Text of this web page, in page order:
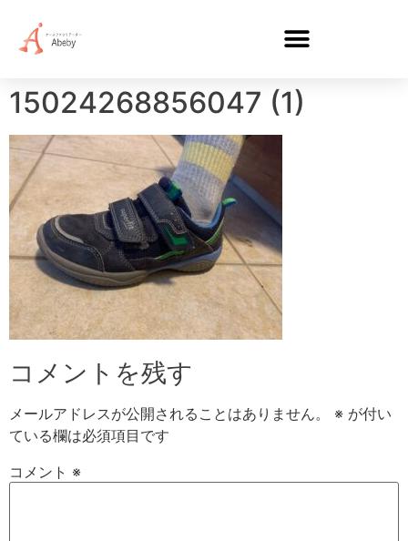
15024268856047 (1)
コメントを残す
メールアドレスが公開されることはありません。 ※ が付い
ている欄は必須項目です
コメント ※